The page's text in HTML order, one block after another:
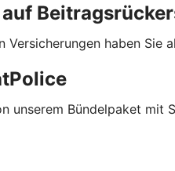
Versicherungen haben
unserem Bündelpaket mit